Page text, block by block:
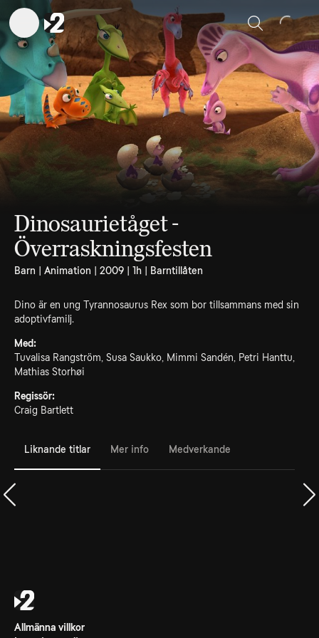
Sök
Dinosaurietåget -
Överraskningsfesten
Barn | Animation | 2009 | 1h | Barntillåten
Dino är en ung Tyrannosaurus Rex som bor tillsammans med sin
adoptivfamilj.
Med:
Tuvalisa Rangström, Susa Saukko, Mimmi Sandén, Petri Hanttu,
Mathias Storhøi
Regissör:
Craig Bartlett
Liknande titlar Mer info Medverkande
Allmänna villkor